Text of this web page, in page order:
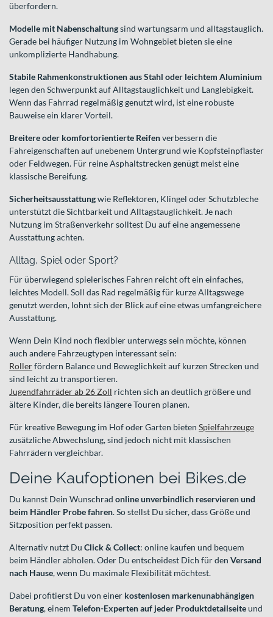
überfordern.
Modelle mit Nabenschaltungsind wartungsarm und alltagstauglich.
Gerade bei häufiger Nutzung im Wohngebiet bieten sie eine
unkomplizierte Handhabung.
Stabile Rahmenkonstruktionen aus Stahl oder leichtem Aluminium
legen den Schwerpunkt auf Alltagstauglichkeit und Langlebigkeit.
Wenn das Fahrrad regelmäßig genutzt wird, ist eine robuste
Bauweise ein klarer Vorteil.
Breitere oder komfortorientierte Reifenverbessern die
Fahreigenschaften auf unebenem Untergrund wie Kopfsteinpflaster
oder Feldwegen. Für reine Asphaltstrecken genügt meist eine
klassische Bereifung.
Sicherheitsausstattungwie Reflektoren, Klingel oder Schutzbleche
unterstützt die Sichtbarkeit und Alltagstauglichkeit. Je nach
Nutzung im Straßenverkehr solltest Du auf eine angemessene
Ausstattung achten.
Alltag, Spiel oder Sport?
Für überwiegend spielerisches Fahren reicht oft ein einfaches,
leichtes Modell. Soll das Rad regelmäßig für kurze Alltagswege
genutzt werden, lohnt sich der Blick auf eine etwas umfangreichere
Ausstattung.
Wenn Dein Kind noch flexibler unterwegs sein möchte, können
auch andere Fahrzeugtypen interessant sein:
Rollerfördern Balance und Beweglichkeit auf kurzen Strecken und
sind leicht zu transportieren.
Jugendfahrräder ab 26 Zoll richten sich an deutlich größere und
ältere Kinder, die bereits längere Touren planen.
Für kreative Bewegung im Hof oder Garten bieten Spielfahrzeuge
zusätzliche Abwechslung, sind jedoch nicht mit klassischen
Fahrrädern vergleichbar.
Deine Kaufoptionen bei Bikes.de
Du kannst Dein Wunschrad online unverbindlich reservieren und
beim Händler Probe fahren. So stellst Du sicher, dass Größe und
Sitzposition perfekt passen.
Alternativ nutzt Du Click & Collect: online kaufen und bequem
beim Händler abholen. Oder Du entscheidest Dich für den Versand
nach Hause, wenn Du maximale Flexibilität möchtest.
Dabei profitierst Du von einer kostenlosen markenunabhängigen
Beratung, einem Telefon-Experten auf jeder Produktdetailseiteund